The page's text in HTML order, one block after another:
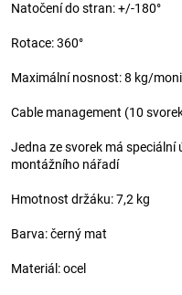
Natočení do stran: +/-180°
Rotace: 360°
Maximální nosnost: 8 kg/
Cable management (10
Jedna ze svorek má
montážního nářadí
Hmotnost držáku: 7,2 kg
Barva: černý mat
Materiál: ocel